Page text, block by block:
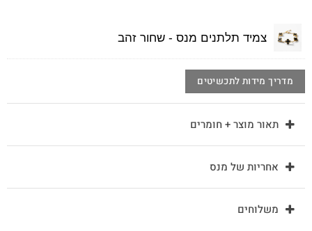
צמיד תלתנים מנס - שחור זהב
מדריך מידות לתכשיטים
תאור מוצר + חומרים
אחריות של מנס
משלוחים